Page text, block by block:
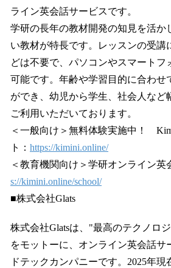
ライン英会話サービスです。
学研の長年の教材開発の知見を活か
い教材が特長です。レッスンの受講
どは不要で、パソコンやスマートフ
可能です。年齢や学習目的に合わせ
ができ、幼児から学生、社会人など
ご利用いただいております。
＜一般向け＞無料体験実施中！
ト： https://kimini.online/
＜教育機関向け＞学研オンライン英
s://kimini.online/school/
■株式会社Glats
株式会社Glatsは、"最高のテクノロ
をモットーに、オンライン英会話サ
ドテックカンパニーです。2025年現